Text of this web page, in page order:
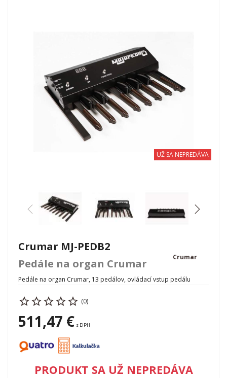
UŽ SA NEPREDÁVA
Crumar MJ-PEDB2
Pedále na organ Crumar
Crumar
Pedále na organ Crumar, 13 pedálov, ovládací vstup pedálu
(0)
511,47 € s DPH
PRODUKT SA UŽ NEPREDÁVA